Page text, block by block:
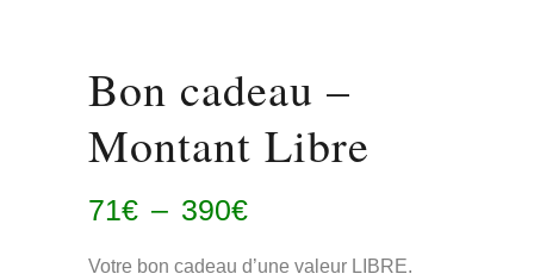
Bon cadeau –
Montant Libre
71€ – 390€Plage
Votre bon cadeau d’une valeur LIBRE.